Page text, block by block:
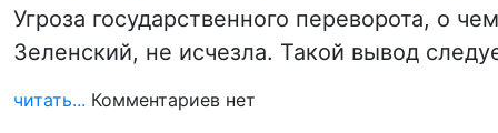
Угроза государственного переворота, о
Зеленский, не исчезла. Такой вывод
читать... Комментариев нет